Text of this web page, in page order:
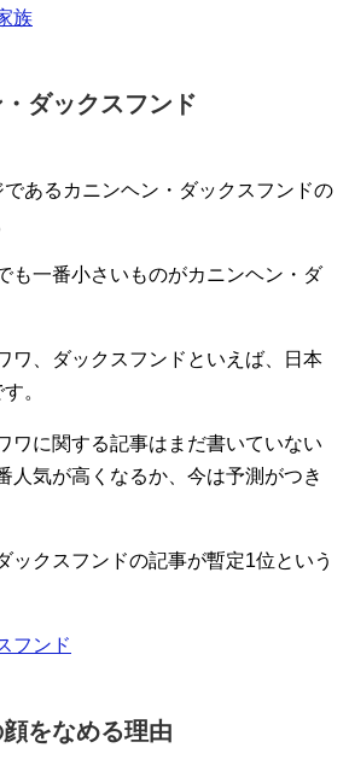
族
ダックスフンド
あるカニンヘン・ダックスフンドの
も一番小さいものがカニンヘン・ダ
ワ、ダックスフンドといえば、日本
。
ワに関する記事はまだ書いていない
人気が高くなるか、今は予測がつき
ックスフンドの記事が暫定1位という
フンド
をなめる理由